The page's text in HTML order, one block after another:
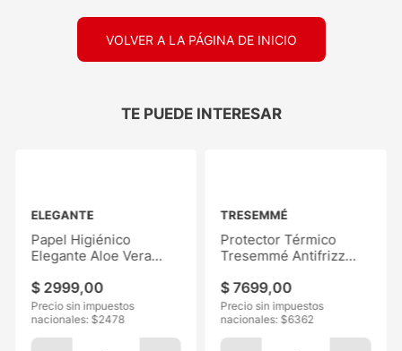
VOLVER A LA PÁGINA DE INICIO
TE PUEDE INTERESAR
ELEGANTE TRESEMMÉ